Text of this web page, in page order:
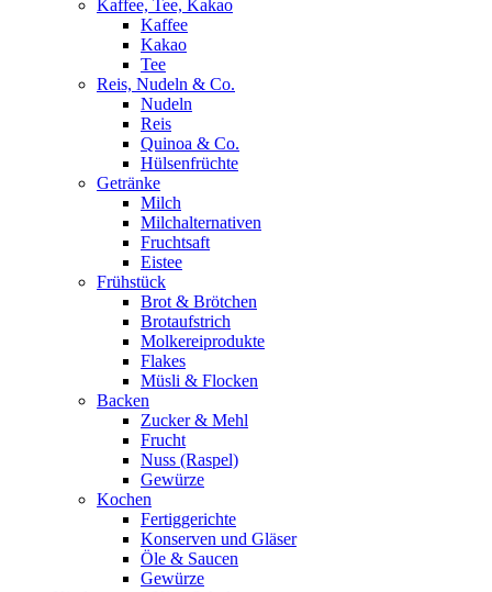
Kaffee, Tee, Kakao
Kaffee
Kakao
Tee
Reis, Nudeln & Co.
Nudeln
Reis
Quinoa & Co.
Hülsenfrüchte
Getränke
Milch
Milchalternativen
Fruchtsaft
Eistee
Frühstück
Brot & Brötchen
Brotaufstrich
Molkereiprodukte
Flakes
Müsli & Flocken
Backen
Zucker & Mehl
Frucht
Nuss (Raspel)
Gewürze
Kochen
Fertiggerichte
Konserven und Gläser
Öle & Saucen
Gewürze